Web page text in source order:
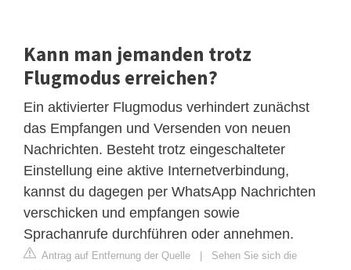
Kann man jemanden trotz
Flugmodus erreichen?
Ein aktivierter Flugmodus verhindert zunächst
das Empfangen und Versenden von neuen
Nachrichten. Besteht trotz eingeschalteter
Einstellung eine aktive Internetverbindung,
kannst du dagegen per WhatsApp Nachrichten
verschicken und empfangen sowie
Sprachanrufe durchführen oder annehmen.
Antrag auf Entfernung der Quelle
Sehen Sie sich die